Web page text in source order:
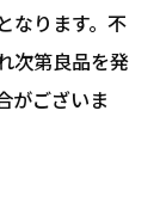
なります。不
次第良品を発
がございま